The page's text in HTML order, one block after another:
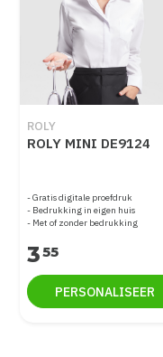
ROLY
ROLY MINI DE9124
Gratis digitale proefdruk
Bedrukking in eigen huis
Met of zonder bedrukking
355
PERSONALISEER